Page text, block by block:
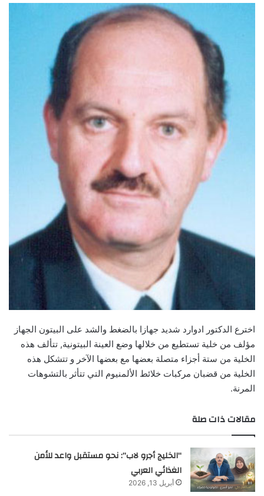
اخترع الدكتور ادوارد شديد جهازا بالضغط والشد على البيتون الجهاز
مؤلف من خلية تستطيع من خلالها وضع العينة البيتونية, تتألف هذه
الخلية من ستة أجزاء متصلة بعضها مع بعضها الآخر و تتشكل هذه
الخلية من قضبان مركبات خلائط الألمنيوم التي تتأثر بالتشوهات
المرنة.
مقالات ذات صلة
“الخليج أجرو لاب”: نحو مستقبل واعد للأمن
الغذائي العربي
أبريل 13, 2026